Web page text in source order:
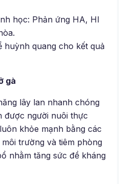
học: Phản ứng HA, HI
huỳnh quang cho kết quả
gà
lây lan nhanh chóng
được người nuôi thực
khỏe mạnh bằng các
trường và tiêm phòng
nhằm tăng sức đề kháng